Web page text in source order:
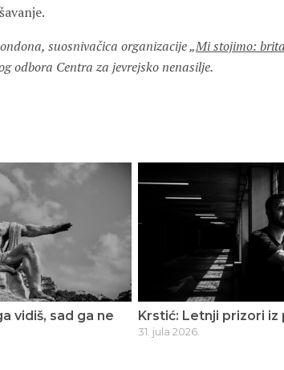
suosnivačica organizacije „Mi stojimo:
odbora Centra za jevrejsko nenasilje.
vidiš, sad ga ne
Krstić: Letnji prizori iz
31. jula 2026.